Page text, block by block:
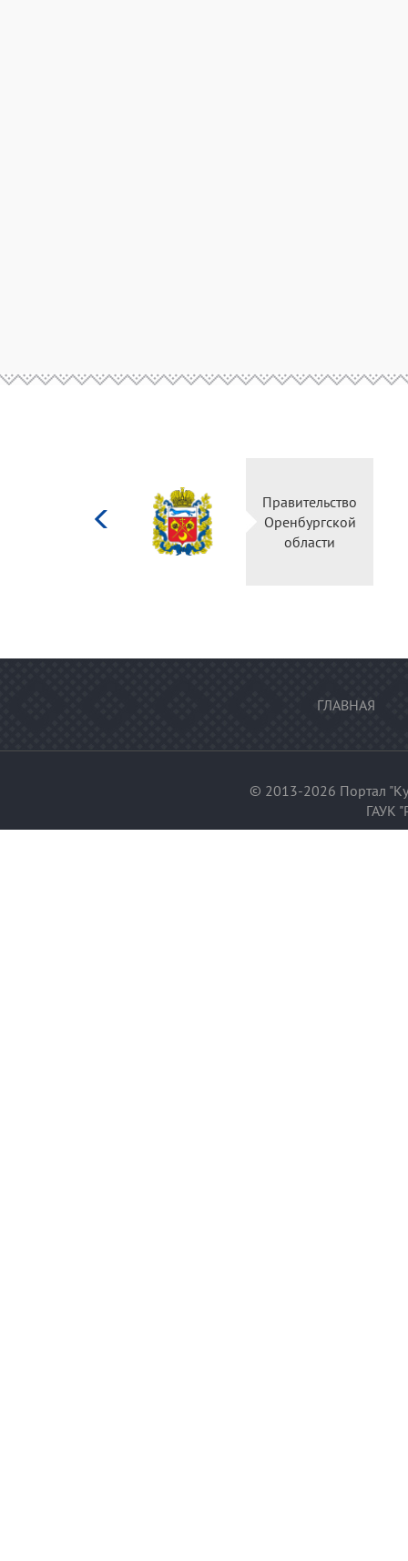
Российской
Правительство
Оренбургской
области
ГЛАВНАЯ
© 2013-2026 Портал
ГАУК